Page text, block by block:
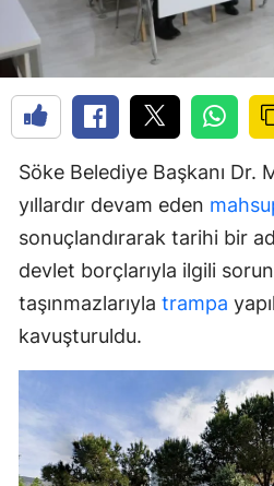
Söke Belediye Başkanı Dr.
yıllardır devam eden
sonuçlandırarak tarihi bir
devlet borçlarıyla ilgili
taşınmazlarıyla trampa
kavuşturuldu.